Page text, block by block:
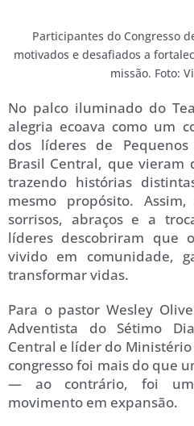
Participantes do Congresso
motivados e desafiados a
missão. Foto:
No palco iluminado do
alegria ecoava como um
dos líderes de Pequenos
Brasil Central, que vieram
trazendo histórias
mesmo propósito.
sorrisos, abraços e a
líderes descobriram que
vivido em comunidade,
transformar vidas.
Para o pastor Wesley
Adventista do Sétimo
Central e líder do Ministério
congresso foi mais do que
— ao contrário, foi
movimento em expansão.